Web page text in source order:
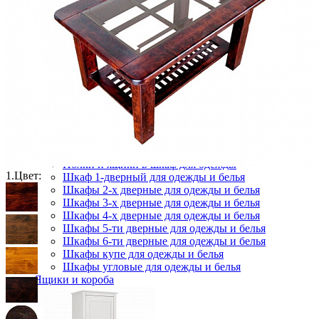
Комоды
Кровати двуспальные
Кровати металлические
Кровати односпальные
Кровати полутороспальные
Решетки и настилы под матрас
Спальные гарнитуры
Туалетные столики
Тумбы прикроватные
Полки и ящики в шкаф для одежды
Шкаф 1-дверный для одежды и белья
Шкафы 2-х дверные для одежды и белья
Шкафы 3-х дверные для одежды и белья
Шкафы 4-х дверные для одежды и белья
Шкафы 5-ти дверные для одежды и белья
Шкафы 6-ти дверные для одежды и белья
Шкафы купе для одежды и белья
Шкафы угловые для одежды и белья
Ящики и короба
1.Цвет: